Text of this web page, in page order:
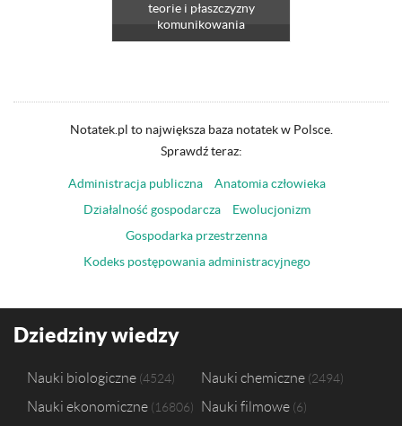
teorie i płaszczyzny
komunikowania
Notatek.pl to największa baza notatek w Polsce.
Sprawdź teraz:
Administracja publiczna
Anatomia człowieka
Działalność gospodarcza
Ewolucjonizm
Gospodarka przestrzenna
Kodeks postępowania administracyjnego
Dziedziny wiedzy
Nauki biologiczne 4524 Nauki chemiczne 2494
Nauki ekonomiczne 16806 Nauki filmowe 6